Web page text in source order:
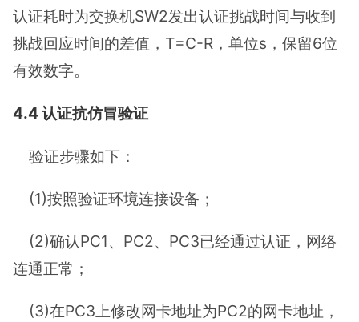
认证耗时为交换机SW2发出认证挑战时间与收到
挑战回应时间的差值，T=C-R，单位s，保留6位
有效数字。
4.4 认证抗仿冒验证
验证步骤如下：
(1)按照验证环境连接设备；
(2)确认PC1、PC2、PC3已经通过认证，网络
连通正常；
(3)在PC3上修改网卡地址为PC2的网卡地址，